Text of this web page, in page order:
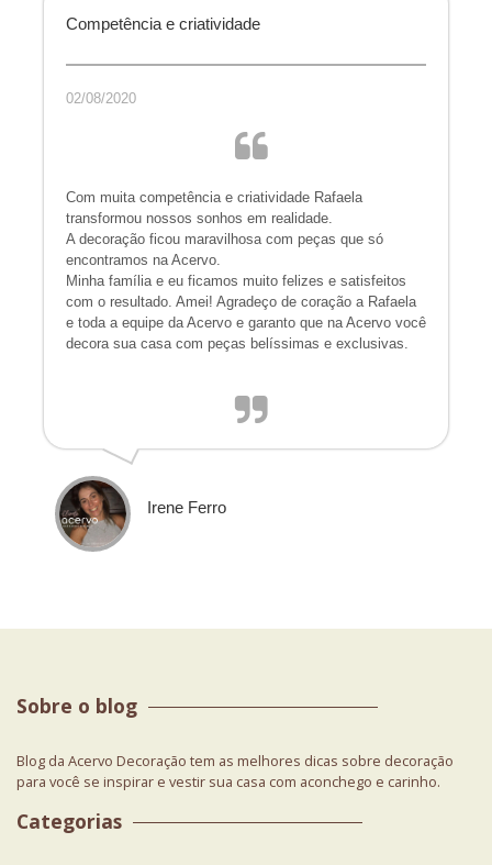
Competência e criatividade
02/08/2020
Com muita competência e criatividade Rafaela
transformou nossos sonhos em realidade.
A decoração ficou maravilhosa com peças que só
encontramos na Acervo.
Minha família e eu ficamos muito felizes e satisfeitos
com o resultado. Amei! Agradeço de coração a Rafaela
e toda a equipe da Acervo e garanto que na Acervo você
decora sua casa com peças belíssimas e exclusivas.
Irene Ferro
Sobre o blog
Blog da Acervo Decoração tem as melhores dicas sobre decoração
para você se inspirar e vestir sua casa com aconchego e carinho.
Categorias